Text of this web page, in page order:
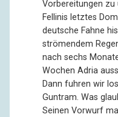
Vorbereitungen
Fellinis letztes
deutsche Fahne
strömendem
nach sechs
Wochen Adria
Dann fuhren wir
Guntram. Was
Seinen Vorwurf